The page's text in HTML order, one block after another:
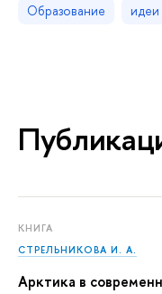
Образование
КНИГА
СТРЕЛЬНИКОВА И. А.
Арктика в